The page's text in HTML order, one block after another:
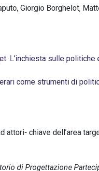
Giorgio Borghelot,
L’inchiesta sulle
come strumenti di
attori- chiave dell’area
di Progettazione